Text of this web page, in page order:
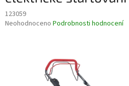
123059
Průměrné
Neohodnoceno Podrobnosti hodnocení